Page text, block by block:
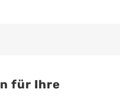
für Ihre